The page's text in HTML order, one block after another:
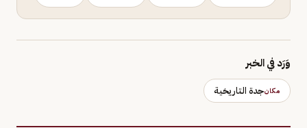
وَرَد في الخبر
مكانجدة التاريخية